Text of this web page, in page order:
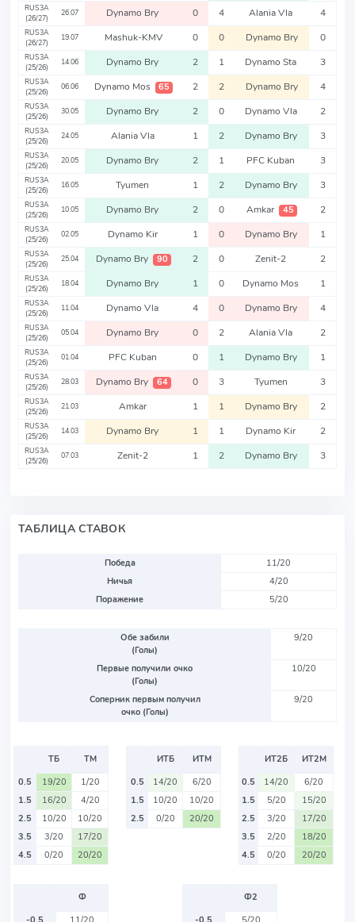
RUS3A
(26/27)
26.07 Dynamo Bry 0 4 Alania Vla 4
RUS3A
(26/27)
19.07 Mashuk-KMV 0 0 Dynamo Bry 0
RUS3A
(25/26)
14.06 Dynamo Bry 2 1 Dynamo Sta 3
RUS3A
(25/26)
06.06 Dynamo Mos 65 2 2 Dynamo Bry 4
RUS3A
(25/26)
30.05 Dynamo Bry 2 0 Dynamo Vla 2
RUS3A
(25/26)
24.05 Alania Vla 1 2 Dynamo Bry 3
RUS3A
(25/26)
20.05 Dynamo Bry 2 1 PFC Kuban 3
RUS3A
(25/26)
16.05 Tyumen 1 2 Dynamo Bry 3
RUS3A
(25/26)
10.05 Dynamo Bry 2 0 Amkar 45 2
RUS3A
(25/26)
02.05 Dynamo Kir 1 0 Dynamo Bry 1
RUS3A
(25/26)
25.04 Dynamo Bry 90 2 0 Zenit-2 2
RUS3A
(25/26)
18.04 Dynamo Bry 1 0 Dynamo Mos 1
RUS3A
(25/26)
11.04 Dynamo Vla 4 0 Dynamo Bry 4
RUS3A
(25/26)
05.04 Dynamo Bry 0 2 Alania Vla 2
RUS3A
(25/26)
01.04 PFC Kuban 0 1 Dynamo Bry 1
RUS3A
(25/26)
28.03 Dynamo Bry 64 0 3 Tyumen 3
RUS3A
(25/26)
21.03 Amkar 1 1 Dynamo Bry 2
RUS3A
(25/26)
14.03 Dynamo Bry 1 1 Dynamo Kir 2
RUS3A
(25/26)
07.03 Zenit-2 1 2 Dynamo Bry 3
ТАБЛИЦА СТАВОК
Победа
11/20
Ничья
4/20
Поражение
5/20
Обе забили
(Голы)
9/20
Первые получили очко
(Голы)
10/20
Соперник первым получил
очко (Голы)
9/20
ТБ
ТМ
0.5
19/20
1/20
1.5
16/20
4/20
2.5
10/20
10/20
3.5
3/20
17/20
4.5
0/20 20/20
ИТБ
ИТМ
0.5
14/20
6/20
1.5
10/20
10/20
2.5
0/20 20/20
ИТ2Б
ИТ2М
0.5
14/20
6/20
1.5
5/20
15/20
2.5
3/20
17/20
3.5
2/20
18/20
4.5
0/20 20/20
Ф
Ф2